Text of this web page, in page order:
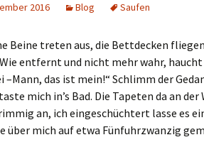
2016 Blog Saufen
Beine treten aus, die Bettdecken
entfernt und nicht mehr wahr, haucht
–Mann, das ist mein!“ Schlimm der
mich in’s Bad. Die Tapeten da an
an, ich eingeschüchtert lasse es
über mich auf etwa Fünfuhrzwanzig